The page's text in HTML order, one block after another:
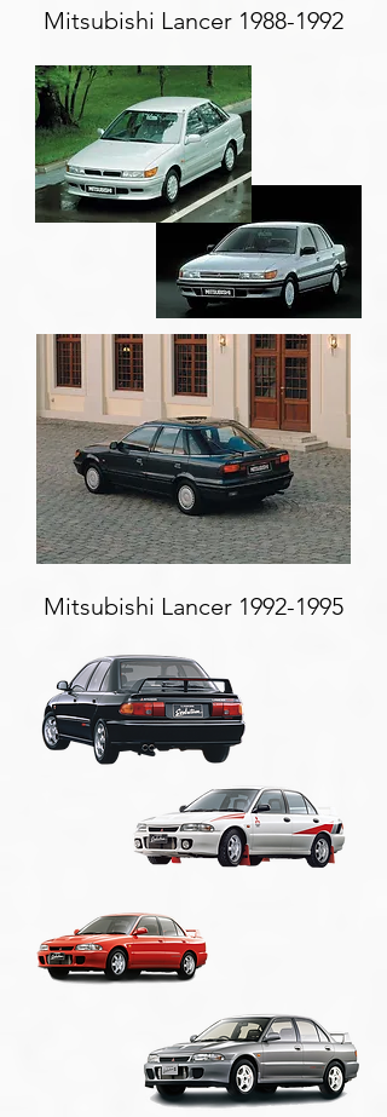
Mitsubishi Lancer 1988-1992
Mitsubishi Lancer 1992-1995